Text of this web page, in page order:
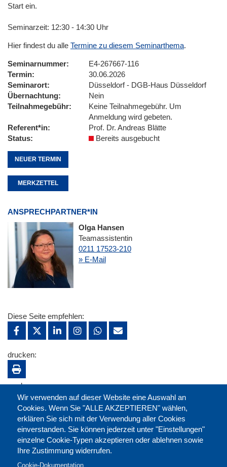
Start ein.
Seminarzeit: 12:30 - 14:30 Uhr
Hier findest du alle Termine zu diesem Seminarthema.
Seminarnummer
E4-267667-116
Termin
30.06.2026
Seminarort
Düsseldorf - DGB-Haus Düsseldorf
Übernachtung
Nein
Teilnahmegebühr
Keine Teilnahmegebühr. Um
Anmeldung wird gebeten.
Referent*in
Prof. Dr. Andreas Blätte
Status
Bereits ausgebucht
NEUER TERMIN
MERKZETTEL
ANSPRECHPARTNER*IN
Olga Hansen
Teamassistentin
0211 17523-210
» E-Mail
Wir verwenden auf dieser Website eine Auswahl an
Cookies. Wenn Sie "ALLE AKZEPTIEREN" wählen,
erklären Sie sich mit der Verwendung aller Cookies
einverstanden. Sie können jederzeit unter "Einstellungen"
einzelne Cookie-Typen akzeptieren oder ablehnen sowie
Ihre Zustimmung widerrufen.
Cookie-Dokumentation
Diese Seite empfehlen:
drucken:
merken: